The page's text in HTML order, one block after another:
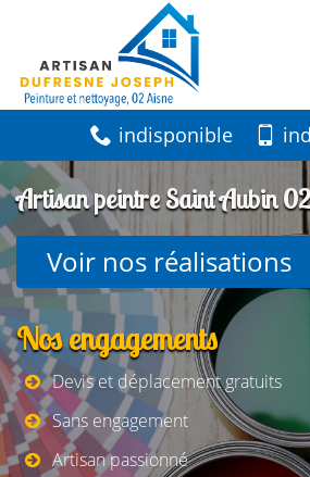
indisponible
Artisan peintre Saint Aubin
Voir nos réalisations
Nos engagements
Devis et déplacement gratuits
Sans engagement
Artisan passionné